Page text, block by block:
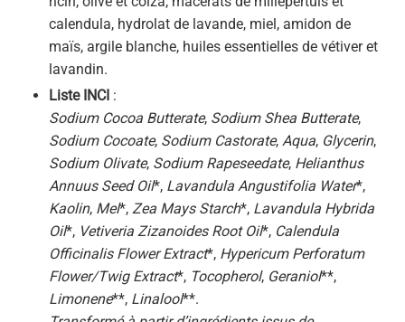
calendula, hydrolat de lavande, miel, amidon de
maïs, argile blanche, huiles essentielles de vétiver et
lavandin.
Liste INCI :
Sodium Cocoa Butterate, Sodium Shea Butterate,
Sodium Cocoate, Sodium Castorate, Aqua, Glycerin,
Sodium Olivate, Sodium Rapeseedate, Helianthus
Annuus Seed Oil*, Lavandula Angustifolia Water*,
Kaolin, Mel*, Zea Mays Starch*, Lavandula Hybrida
Oil*, Vetiveria Zizanoides Root Oil*, Calendula
Officinalis Flower Extract*, Hypericum Perforatum
Flower/Twig Extract*, Tocopherol, Geraniol**,
Limonene**, Linalool**.